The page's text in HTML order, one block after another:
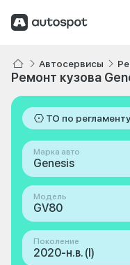
Автосервисы
Ремонт кузова
ТО по регламенту
Марка авто
Genesis
Модель
GV80
Поколение
2020-н.в. (I)